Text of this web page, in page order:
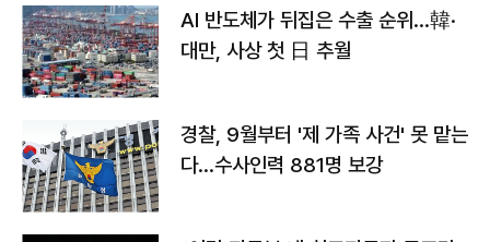
AI 반도체가 뒤집은 수출 순위…韓·
대만, 사상 첫 日 추월
경찰, 9월부터 '제 가족 사건' 못 맡는
다…수사인력 881명 보강